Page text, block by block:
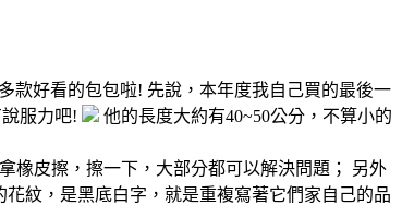
款好看的包包啦! 先說，本年度我自己買的最後一
服力吧!
他的長度大約有40~50公分，不算小的
橡皮擦，擦一下，大部分都可以解決問題； 另外
紋，是黑底白字，就是重複寫著它們家自己的品